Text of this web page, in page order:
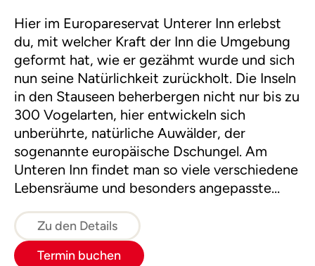
Hier im Europareservat Unterer Inn erlebst
du, mit welcher Kraft der Inn die Umgebung
geformt hat, wie er gezähmt wurde und sich
nun seine Natürlichkeit zurückholt. Die Inseln
in den Stauseen beherbergen nicht nur bis zu
300 Vogelarten, hier entwickeln sich
unberührte, natürliche Auwälder, der
sogenannte europäische Dschungel. Am
Unteren Inn findet man so viele verschiedene
Lebensräume und besonders angepasste
gemeinsam die Dschungelexkursion starten!
Zu den Details
Termin buchen